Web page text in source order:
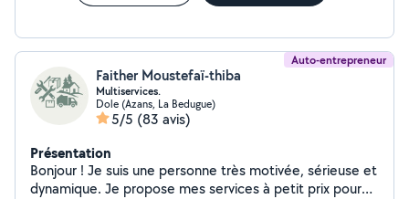
Auto-entrepreneur
Faither Moustefaï-thiba
Multiservices.
Dole (Azans, La Bedugue)
5/5 (83 avis)
Présentation
Bonjour ! Je suis une personne très motivée, sérieuse et
dynamique. Je propose mes services à petit prix pour